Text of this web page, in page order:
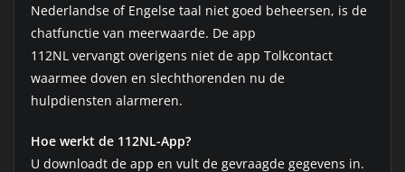
Nederlandse of Engelse taal niet goed beheersen, is de
chatfunctie van meerwaarde. De app
112NL vervangt overigens niet de app Tolkcontact
waarmee doven en slechthorenden nu de
hulpdiensten alarmeren.
Hoe werkt de 112NL-App?
U downloadt de app en vult de gevraagde gegevens in.